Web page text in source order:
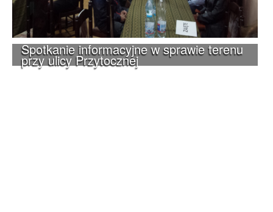
Spotkanie informacyjne w sprawie terenu
przy ulicy Przytocznej